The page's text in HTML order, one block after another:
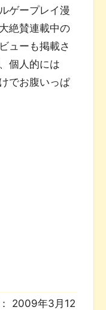
ゲープレイ漫
絶賛連載中の
ューも掲載さ
個人的には
でお腹いっぱ
2009年3月12